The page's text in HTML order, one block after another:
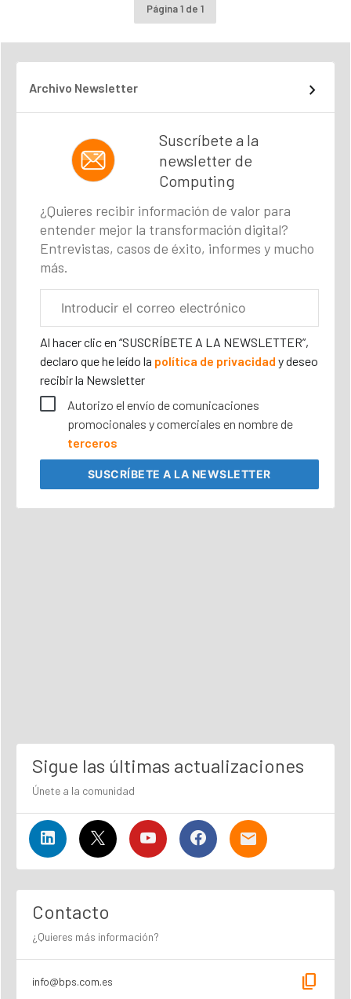
Página 1 de 1
Archivo Newsletter
Suscríbete a la
newsletter de
Computing
¿Quieres recibir información de valor para
entender mejor la transformación digital?
Entrevistas, casos de éxito, informes y mucho
más.
electrónico
Al hacer clic en “SUSCRÍBETE A LA NEWSLETTER”,
declaro que he leído la política de privacidad y deseo
recibir la Newsletter
Autorizo el envío de comunicaciones
promocionales y comerciales en nombre de
terceros
SUSCRÍBETEA LA NEWSLETTER
Sigue las últimas actualizaciones
Únete a la comunidad
Contacto
¿Quieres más información?
info@bps.com.es content_copy